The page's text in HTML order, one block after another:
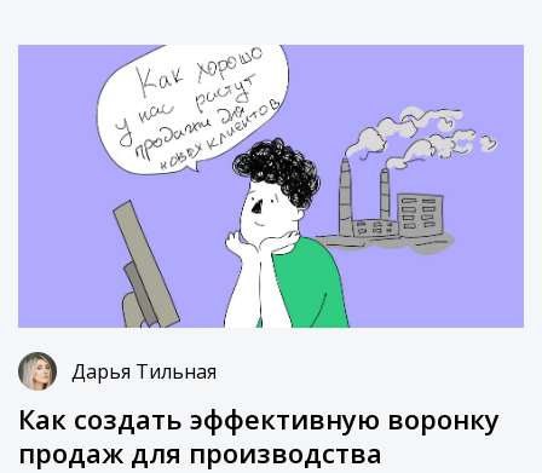
Дарья Тильная
Как создать эффективную воронку
продаж для производства